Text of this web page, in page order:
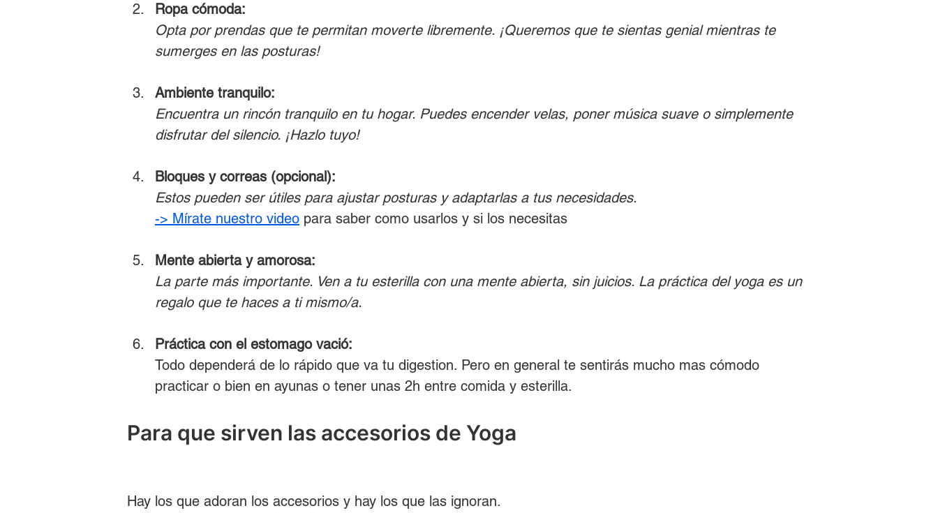
Ropa cómoda:
Opta por prendas que te permitan moverte libremente. ¡Queremos que te sientas genial mientras te
sumerges en las posturas!
Ambiente tranquilo:
Encuentra un rincón tranquilo en tu hogar. Puedes encender velas, poner música suave o simplemente
disfrutar del silencio. ¡Hazlo tuyo!
Bloques y correas (opcional):
Estos pueden ser útiles para ajustar posturas y adaptarlas a tus necesidades.
-> Mírate nuestro video para saber como usarlos y si los necesitas
Mente abierta y amorosa:
La parte más importante. Ven a tu esterilla con una mente abierta, sin juicios. La práctica del yoga es un
regalo que te haces a ti mismo/a.
Práctica con el estomago vació:
Todo dependerá de lo rápido que va tu digestion. Pero en general te sentirás mucho mas cómodo
practicar o bien en ayunas o tener unas 2h entre comida y esterilla.
Para que sirven las accesorios de Yoga
Hay los que adoran los accesorios y hay los que las ignoran.